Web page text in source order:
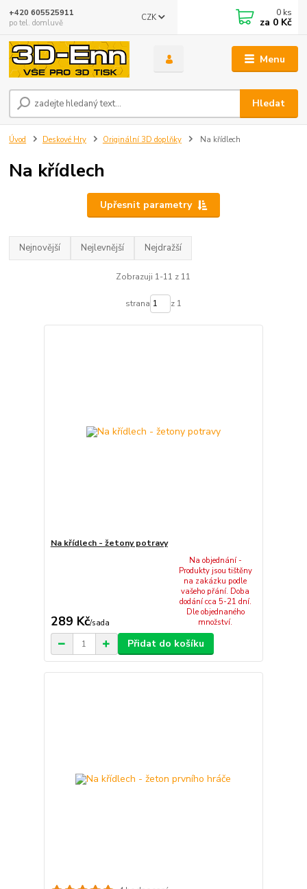
Menu
CZK
Hledat
+420 605525911
po tel. domluvě
0 ks
za 0 Kč
Úvod Deskové Hry Originální 3D doplňky Na křídlech
Na křídlech
Upřesnit parametry
Nejnovější Nejlevnější Nejdražší
Zobrazuji 1-11 z 11
strana z 1
Na křídlech - žetony potravy
289 Kč/sada
Na objednání -
Produkty jsou tištěny
na zakázku podle
vašeho přání. Doba
dodání cca 5-21 dní.
Dle objednaného
množství.
Přidat do košíku